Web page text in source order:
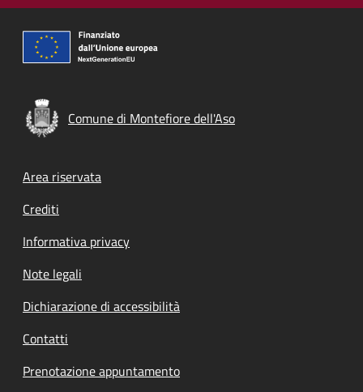
Comune di Montefiore dell'Aso
Footer menu
Area riservata
Crediti
Informativa privacy
Note legali
Dichiarazione di accessibilità
Contatti
Prenotazione appuntamento